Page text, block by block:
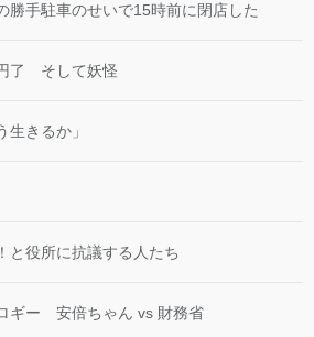
勝手駐車のせいで15時前に閉店した
了 そして妖怪
きるか」
と役所に抗議する人たち
ギー 安倍ちゃん vs 財務省